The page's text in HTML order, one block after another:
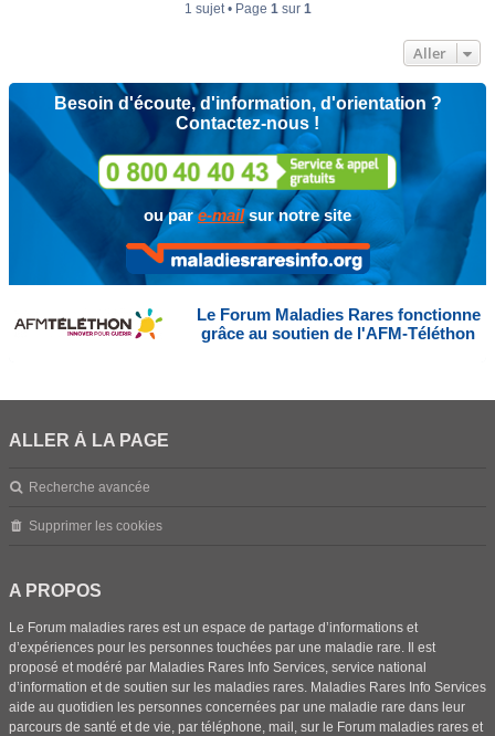
1 sujet • Page 1sur 1
Aller
Besoin d'écoute, d'information, d'orientation ?
Contactez-nous !
ou pare-mailsur notre site
Le Forum Maladies Rares fonctionne
grâce au soutien de l'AFM-Téléthon
ALLER À LA PAGE
Recherche avancée
Supprimer les cookies
A PROPOS
Le Forum maladies rares est un espace de partage d’informations et
d’expériences pour les personnes touchées par une maladie rare. Il est
proposé et modéré par Maladies Rares Info Services, service national
d’information et de soutien sur les maladies rares. Maladies Rares Info Services
aide au quotidien les personnes concernées par une maladie rare dans leur
parcours de santé et de vie, par téléphone, mail, sur le Forum maladies rares et